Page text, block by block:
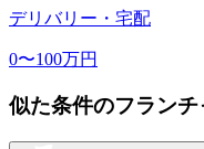
デリバリー・宅配
0〜100万円
似た条件のフラン